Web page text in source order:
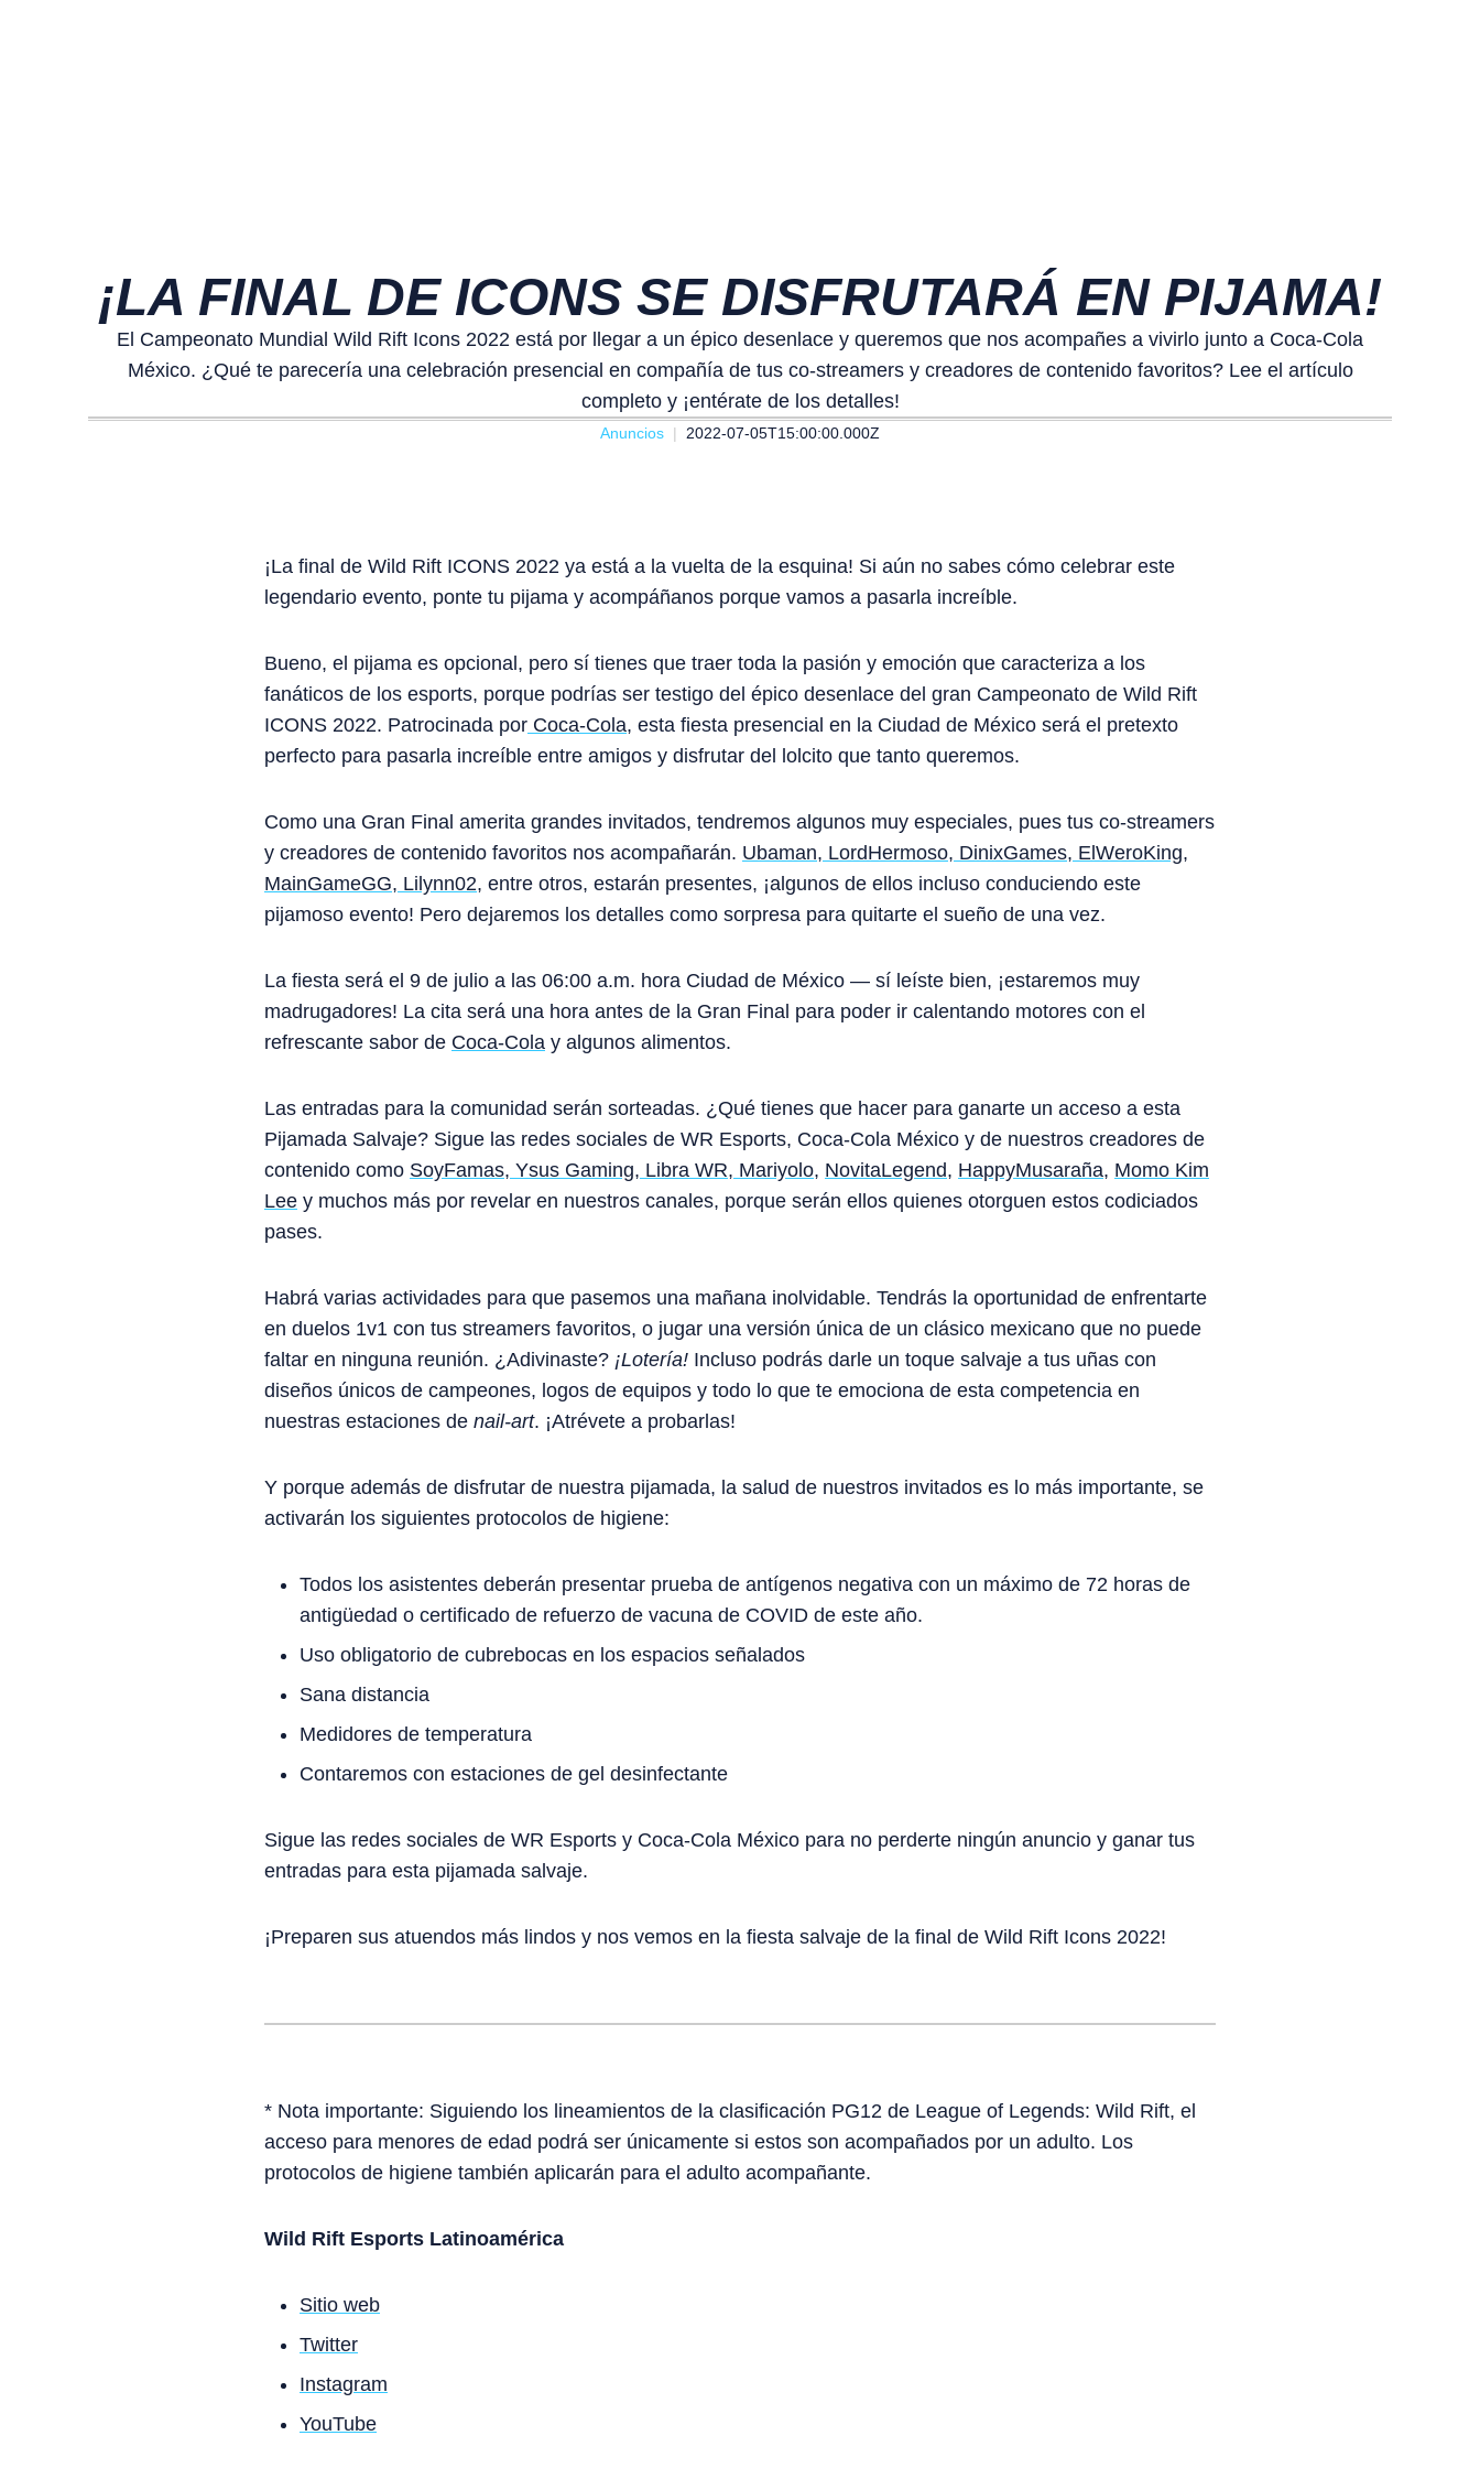
¡LA FINAL DE ICONS SE DISFRUTARÁ EN PIJAMA!
El Campeonato Mundial Wild Rift Icons 2022 está por llegar a un épico desenlace y queremos que nos acompañes a vivirlo junto a Coca-Cola
México. ¿Qué te parecería una celebración presencial en compañía de tus co-streamers y creadores de contenido favoritos? Lee el artículo
completo y ¡entérate de los detalles!
Anuncios 2022-07-05T15:00:00.000Z
¡La final de Wild Rift ICONS 2022 ya está a la vuelta de la esquina! Si aún no sabes cómo celebrar este
legendario evento, ponte tu pijama y acompáñanos porque vamos a pasarla increíble.
Bueno, el pijama es opcional, pero sí tienes que traer toda la pasión y emoción que caracteriza a los
fanáticos de los esports, porque podrías ser testigo del épico desenlace del gran Campeonato de Wild Rift
ICONS 2022. Patrocinada por Coca-Cola, esta fiesta presencial en la Ciudad de México será el pretexto
perfecto para pasarla increíble entre amigos y disfrutar del lolcito que tanto queremos.
Como una Gran Final amerita grandes invitados, tendremos algunos muy especiales, pues tus co-streamers
y creadores de contenido favoritos nos acompañarán. Ubaman, LordHermoso, DinixGames, ElWeroKing,
MainGameGG, Lilynn02, entre otros, estarán presentes, ¡algunos de ellos incluso conduciendo este
pijamoso evento! Pero dejaremos los detalles como sorpresa para quitarte el sueño de una vez.
La fiesta será el 9 de julio a las 06:00 a.m. hora Ciudad de México — sí leíste bien, ¡estaremos muy
madrugadores! La cita será una hora antes de la Gran Final para poder ir calentando motores con el
refrescante sabor de Coca-Cola y algunos alimentos.
Las entradas para la comunidad serán sorteadas. ¿Qué tienes que hacer para ganarte un acceso a esta
Pijamada Salvaje? Sigue las redes sociales de WR Esports, Coca-Cola México y de nuestros creadores de
contenido como SoyFamas, Ysus Gaming, Libra WR, Mariyolo, NovitaLegend, HappyMusaraña, Momo Kim
Lee y muchos más por revelar en nuestros canales, porque serán ellos quienes otorguen estos codiciados
pases.
Habrá varias actividades para que pasemos una mañana inolvidable. Tendrás la oportunidad de enfrentarte
en duelos 1v1 con tus streamers favoritos, o jugar una versión única de un clásico mexicano que no puede
faltar en ninguna reunión. ¿Adivinaste? ¡Lotería! Incluso podrás darle un toque salvaje a tus uñas con
diseños únicos de campeones, logos de equipos y todo lo que te emociona de esta competencia en
nuestras estaciones de nail-art. ¡Atrévete a probarlas!
Y porque además de disfrutar de nuestra pijamada, la salud de nuestros invitados es lo más importante, se
activarán los siguientes protocolos de higiene:
Todos los asistentes deberán presentar prueba de antígenos negativa con un máximo de 72 horas de
antigüedad o certificado de refuerzo de vacuna de COVID de este año.
Uso obligatorio de cubrebocas en los espacios señalados
Sana distancia
Medidores de temperatura
Contaremos con estaciones de gel desinfectante
Sigue las redes sociales de WR Esports y Coca-Cola México para no perderte ningún anuncio y ganar tus
entradas para esta pijamada salvaje.
¡Preparen sus atuendos más lindos y nos vemos en la fiesta salvaje de la final de Wild Rift Icons 2022!
* Nota importante: Siguiendo los lineamientos de la clasificación PG12 de League of Legends: Wild Rift, el
acceso para menores de edad podrá ser únicamente si estos son acompañados por un adulto. Los
protocolos de higiene también aplicarán para el adulto acompañante.
Wild Rift Esports Latinoamérica
Sitio web
Twitter
Instagram
YouTube